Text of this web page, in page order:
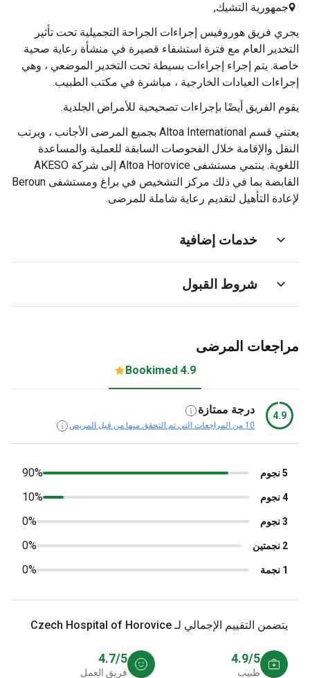
جمهورية التشيك,
يجري فريق هوروفيس إجراءات الجراحة التجميلية تحت تأثير
التخدير العام مع فترة استشفاء قصيرة في منشأة رعاية صحية
خاصة. يتم إجراء إجراءات بسيطة تحت التخدير الموضعي ، وهي
إجراءات العيادات الخارجية ، مباشرة في مكتب الطبيب.
يقوم الفريق أيضًا بإجراءات تصحيحية للأمراض الجلدية.
يعتني قسم Altoa International بجميع المرضى الأجانب ، ويرتب
النقل والإقامة خلال الفحوصات السابقة للعملية والمساعدة
اللغوية. ينتمي مستشفى Altoa Horovice إلى شركة AKESO
القابضة بما في ذلك مركز التشخيص في براغ ومستشفى Beroun
لإعادة التأهيل لتقديم رعاية شاملة للمرضى.
خدمات إضافية
شروط القبول
مراجعات المرضى
4.9 Bookimed
4.9 درجة ممتازة
10 من المراجعات التي تم التحقق منها من قبل المريض
1 نجمة 0%
2 نجمتين 0%
3 نجوم 0%
4 نجوم 10%
5 نجوم 90%
يتضمن التقييم الإجمالي لـ Czech Hospital of Horovice
4.9/5
طبيب
4.7/5
فريق العمل